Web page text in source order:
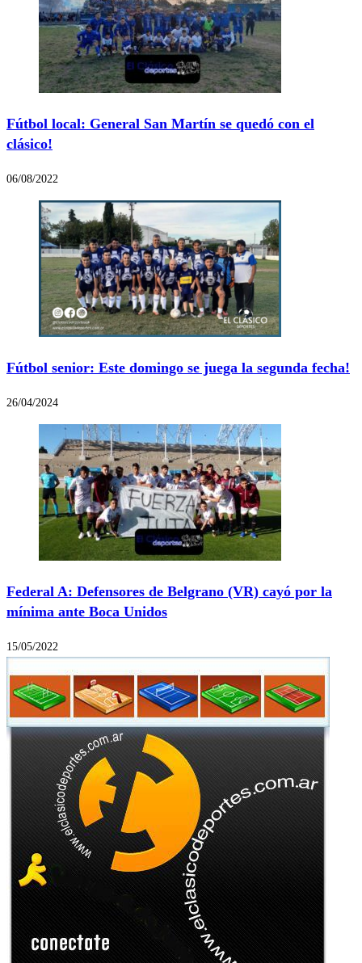
Fútbol local: General San Martín se quedó con el
clásico!
06/08/2022
Fútbol senior: Este domingo se juega la segunda fecha!
26/04/2024
Federal A: Defensores de Belgrano (VR) cayó por la
mínima ante Boca Unidos
15/05/2022